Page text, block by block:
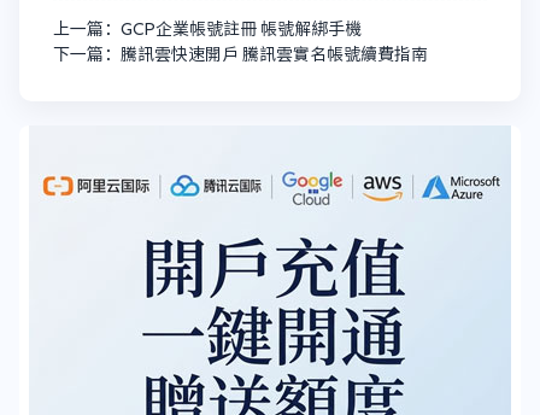
上一篇：GCP企業帳號註冊 帳號解綁手機
下一篇：騰訊雲快速開戶 騰訊雲實名帳號續費指南